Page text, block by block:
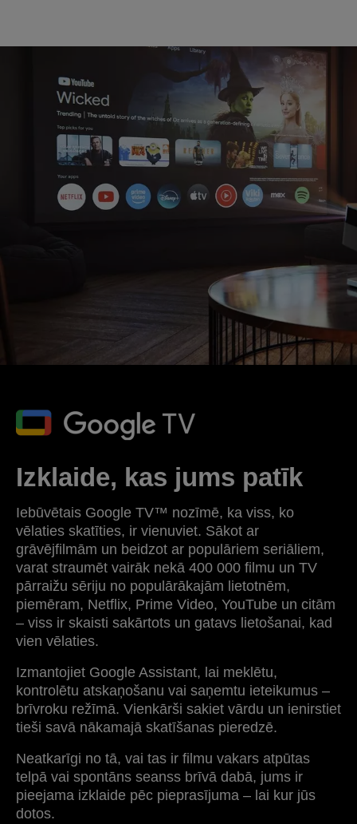
Izklaide, kas jums patīk
Iebūvētais Google TV™ nozīmē, ka viss, ko
vēlaties skatīties, ir vienuviet. Sākot ar
grāvējfilmām un beidzot ar populāriem seriāliem,
varat straumēt vairāk nekā 400 000 filmu un TV
pārraižu sēriju no populārākajām lietotnēm,
piemēram, Netflix, Prime Video, YouTube un citām
– viss ir skaisti sakārtots un gatavs lietošanai, kad
vien vēlaties.
Izmantojiet Google Assistant, lai meklētu,
kontrolētu atskaņošanu vai saņemtu ieteikumus –
brīvroku režīmā. Vienkārši sakiet vārdu un ienirstiet
tieši savā nākamajā skatīšanas pieredzē.
Neatkarīgi no tā, vai tas ir filmu vakars atpūtas
telpā vai spontāns seanss brīvā dabā, jums ir
pieejama izklaide pēc pieprasījuma – lai kur jūs
dotos.